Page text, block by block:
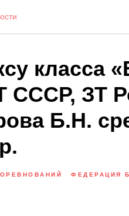
класса
СССР, ЗТ
Б.Н.
ФЕДЕРАЦИЯ